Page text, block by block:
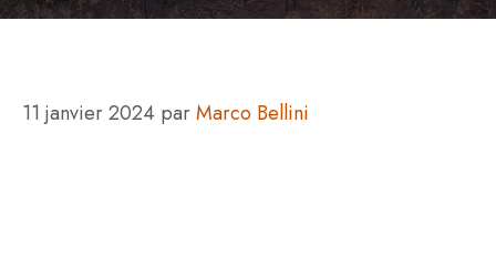
11 janvier 2024 parMarco Bellini